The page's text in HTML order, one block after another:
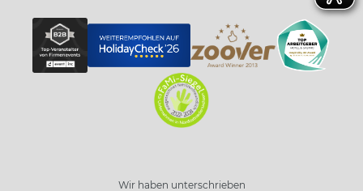
Wir haben unterschrieben